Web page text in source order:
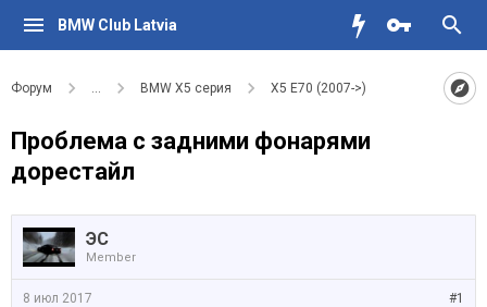
BMW Club Latvia
Форум ... BMW X5 серия X5 E70 (2007->)
Проблема с задними фонарями
дорестайл
ЭС
Member
#1
8 июл 2017